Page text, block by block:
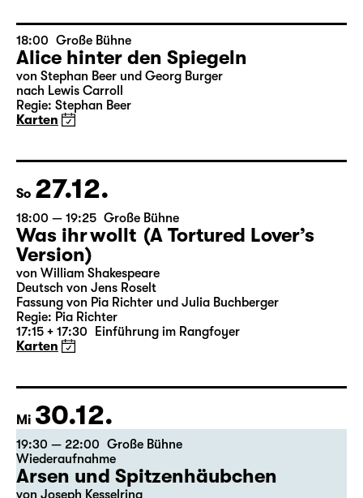
nach Lewis Carroll
Regie: Stephan Beer
Karten
18:00 Große Bühne
Alice hinter den Spiegeln
Regie: Stephan Beer
Karten
So 27.12.
18:00 — 19:25 Große Bühne
Was ihr wollt (A Tortured Lover’s
Version)
von William Shakespeare
Deutsch von Jens Roselt
17:15 + 17:30 Einführung im Rangfoyer
Karten
Mi 30.12.